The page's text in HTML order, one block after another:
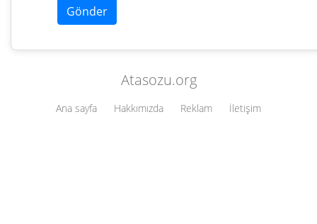
Atasozu.org
Ana sayfa Hakkımızda Reklam İletişim